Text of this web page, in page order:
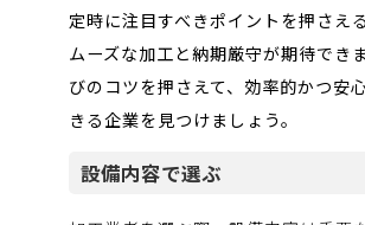
定時に注目すべきポイントを押さえ
ムーズな加工と納期厳守が期待でき
びのコツを押さえて、効率的かつ安
きる企業を見つけましょう。
設備内容で選ぶ